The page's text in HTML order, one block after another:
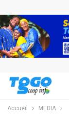
Accueil MEDIA